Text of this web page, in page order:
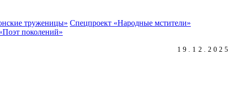
труженицы» Спецпроект «Народные мстители»
поколений»
19.12.2025